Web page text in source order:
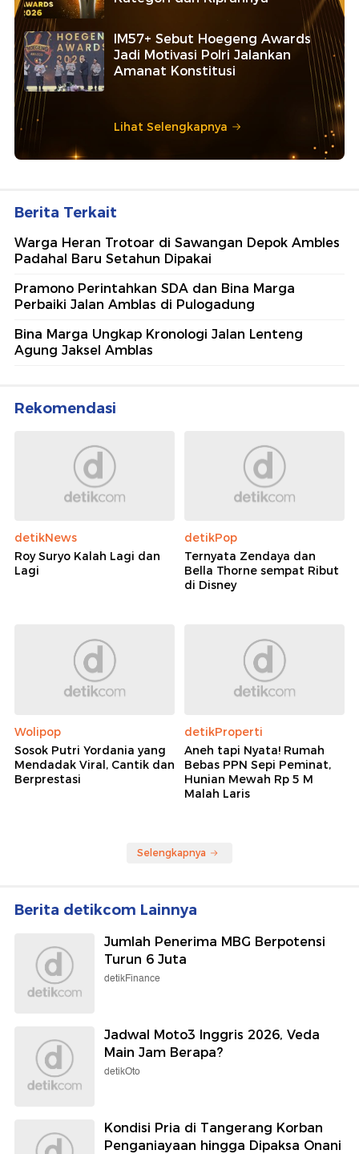
IM57+ Sebut Hoegeng Awards
Jadi Motivasi Polri Jalankan
Amanat Konstitusi
Lihat Selengkapnya
Berita Terkait
Warga Heran Trotoar di Sawangan Depok Ambles
Padahal Baru Setahun Dipakai
Pramono Perintahkan SDA dan Bina Marga
Perbaiki Jalan Amblas di Pulogadung
Bina Marga Ungkap Kronologi Jalan Lenteng
Agung Jaksel Amblas
Rekomendasi
detikNews
Roy Suryo Kalah Lagi dan
Lagi
detikPop
Ternyata Zendaya dan
Bella Thorne sempat Ribut
di Disney
Wolipop
Sosok Putri Yordania yang
Mendadak Viral, Cantik dan
Berprestasi
detikProperti
Aneh tapi Nyata! Rumah
Bebas PPN Sepi Peminat,
Hunian Mewah Rp 5 M
Malah Laris
Selengkapnya
Berita detikcom Lainnya
Jumlah Penerima MBG Berpotensi
Turun 6 Juta
detikFinance
Jadwal Moto3 Inggris 2026, Veda
Main Jam Berapa?
detikOto
Kondisi Pria di Tangerang Korban
Penganiayaan hingga Dipaksa Onani